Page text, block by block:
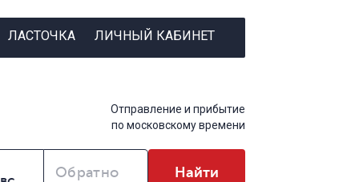
ЛАСТОЧКА ЛИЧНЫЙ КАБИНЕТ
Отправление и прибытие
по московскому времени
Обратно Найти